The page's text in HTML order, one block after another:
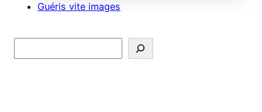
Guéris vite images